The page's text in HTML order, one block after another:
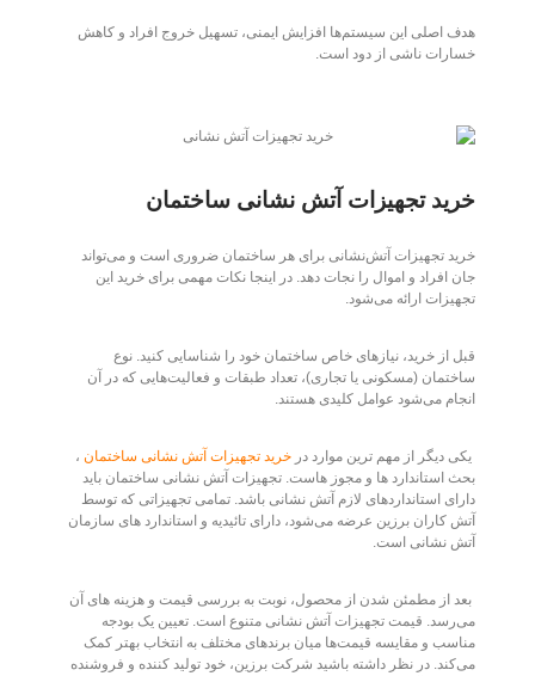
هدف اصلی این سیستم‌ها افزایش ایمنی، تسهیل خروج افراد و کاهش
خسارات ناشی از دود است.
خرید تجهیزات آتش نشانی ساختمان
خرید تجهیزات آتش‌نشانی برای هر ساختمان ضروری است و می‌تواند
جان افراد و اموال را نجات دهد. در اینجا نکات مهمی برای خرید این
تجهیزات ارائه می‌شود.
قبل از خرید، نیازهای خاص ساختمان خود را شناسایی کنید. نوع
ساختمان (مسکونی یا تجاری)، تعداد طبقات و فعالیت‌هایی که در آن
انجام می‌شود عوامل کلیدی هستند.
یکی دیگر از مهم ترین موارد درخرید تجهیزات آتش نشانی ساختمان ،
بحث استاندارد ها و مجوز هاست. تجهیزات آتش نشانی ساختمان باید
دارای استانداردهای لازم آتش نشانی باشد. تمامی تجهیزاتی که توسط
آتش کاران برزین عرضه می‌شود، دارای تائیدیه و استاندارد های سازمان
آتش نشانی است.
بعد از مطمئن شدن از محصول، نوبت به بررسی قیمت و هزینه های آن
می‌رسد. قیمت تجهیزات آتش نشانی متنوع است. تعیین یک بودجه
مناسب و مقایسه قیمت‌ها میان برندهای مختلف به انتخاب بهتر کمک
می‌کند. در نظر داشته باشید شرکت برزین، خود تولید کننده و فروشنده